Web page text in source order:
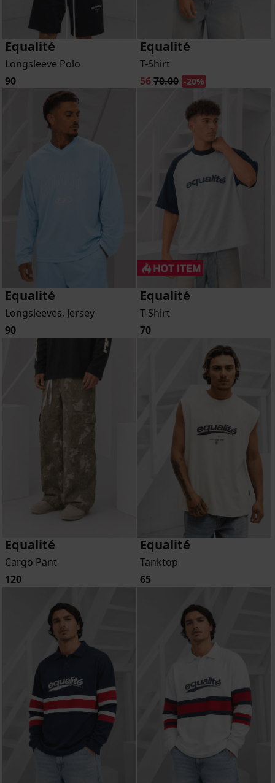
Equalité
Longsleeve Polo
90
Equalité
T-Shirt
5670.00 -20%
Equalité
Longsleeves, Jersey
90
Equalité
T-Shirt
70
Equalité
Cargo Pant
120
Equalité
Tanktop
65